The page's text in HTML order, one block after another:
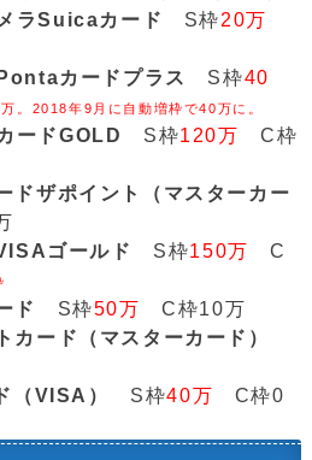
ラSuicaカード S枠20万
カードプラス S枠40
。2018年9月に自動増枠で40万に。
ードGOLD S枠120万 C枠
ドザポイント（マスターカー
ゴールド S枠150万
C
ド S枠50万 C枠10万
カード（マスターカード）
（VISA） S枠40万 C枠0